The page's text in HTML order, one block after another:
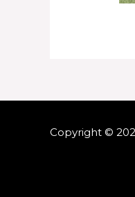
Copyright ©